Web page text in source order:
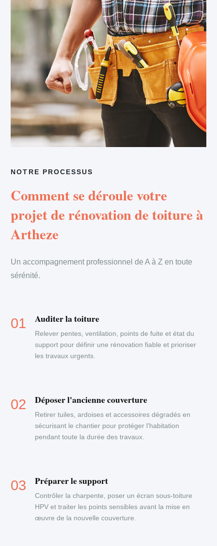
NOTRE PROCESSUS
Comment se déroule votre
projet de rénovation de toiture à
Artheze
Un accompagnement professionnel de A à Z en toute
sérénité.
Auditer la toiture
Relever pentes, ventilation, points de fuite et état du
support pour définir une rénovation fiable et prioriser
les travaux urgents.
Déposer l'ancienne couverture
Retirer tuiles, ardoises et accessoires dégradés en
sécurisant le chantier pour protéger l'habitation
pendant toute la durée des travaux.
Préparer le support
Contrôler la charpente, poser un écran sous-toiture
HPV et traiter les points sensibles avant la mise en
œuvre de la nouvelle couverture.